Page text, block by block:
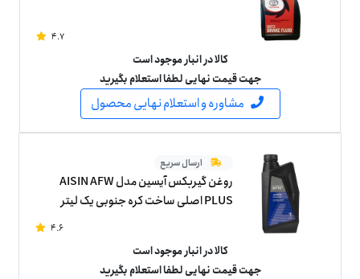
4.7
کالا در انبار موجود است
جهت قیمت نهایی لطفا استعلام بگیرید
مشاوره و استعلام نهایی محصول
ارسال سریع
روغن گیربکس آیسین مدل AISIN AFW
PLUS اصلی ساخت کره جنوبی یک لیتر
4.6
کالا در انبار موجود است
جهت قیمت نهایی لطفا استعلام بگیرید